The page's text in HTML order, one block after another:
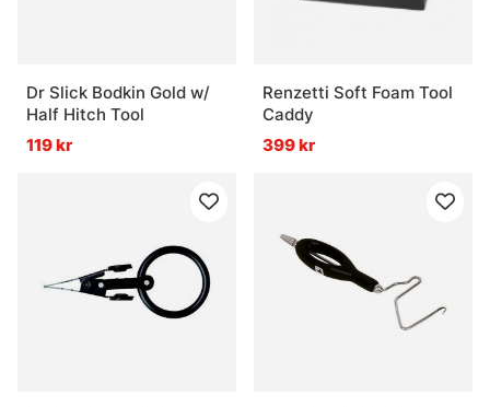
Dr Slick Bodkin Gold w/
Half Hitch Tool
119 kr
Renzetti Soft Foam Tool
Caddy
399 kr